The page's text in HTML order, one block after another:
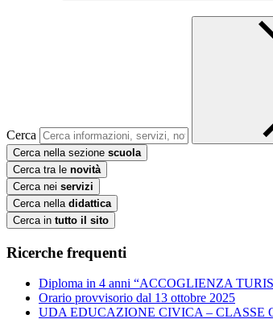
Cerca
Cerca nella sezione scuola
Cerca tra le novità
Cerca nei servizi
Cerca nella didattica
Cerca in tutto il sito
Ricerche frequenti
Diploma in 4 anni “ACCOGLIENZA
Orario provvisorio dal 13 ottobre 2025
UDA EDUCAZIONE CIVICA – CLASSE